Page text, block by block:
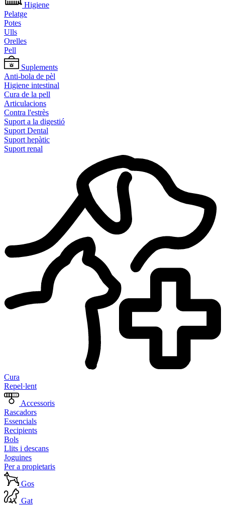
Higiene
Pelatge
Potes
Ulls
Orelles
Pell
Suplements
Anti-bola de pèl
Higiene intestinal
Cura de la pell
Articulacions
Contra l'estrès
Suport a la digestió
Suport Dental
Suport hepàtic
Suport renal
Cura
Repel·lent
Accessoris
Rascadors
Essencials
Recipients
Bols
Llits i descans
Joguines
Per a propietaris
Gos
Gat